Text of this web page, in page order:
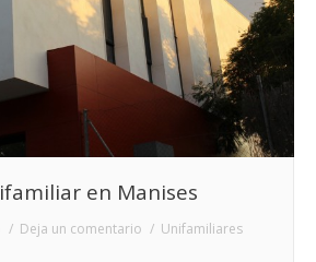
en Manises
Deja un comentario
Unifamiliares